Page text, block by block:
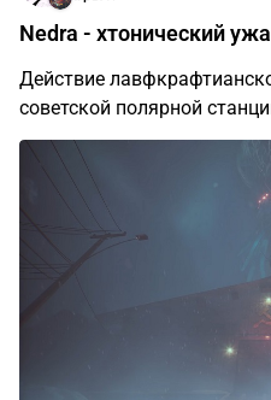
Nedra - хтонический
Действие
советской полярной